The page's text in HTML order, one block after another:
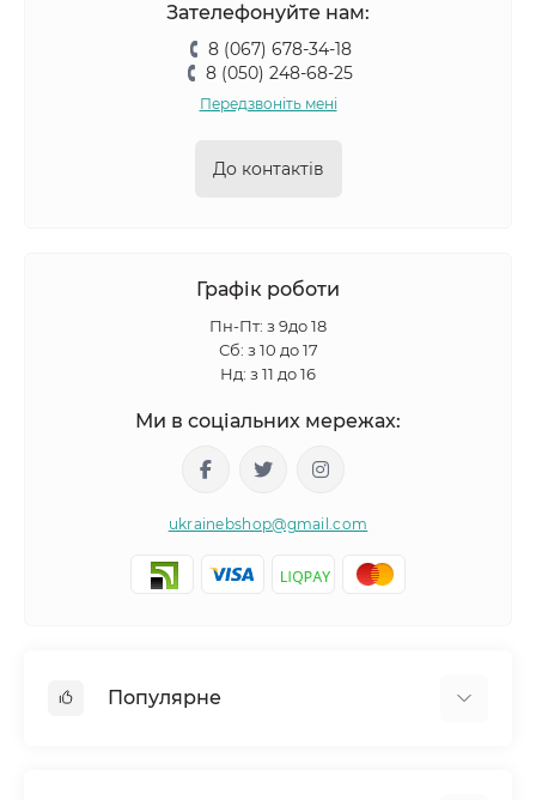
Зателефонуйте нам:
8 (067) 678-34-18
8 (050) 248-68-25
Передзвоніть мені
До контактів
Графік роботи
Пн-Пт: з 9до 18
Сб: з 10 до 17
Нд: з 11 до 16
Ми в соціальних мережах:
ukrainebshop@gmail.com
Популярне